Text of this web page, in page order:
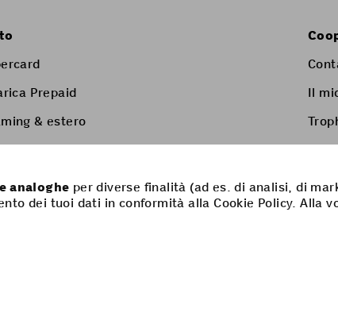
Prepaid
& estero
Il
analoghe per diverse finalità (ad es. di analisi, di
dei tuoi dati in conformità alla Cookie Policy. Alla